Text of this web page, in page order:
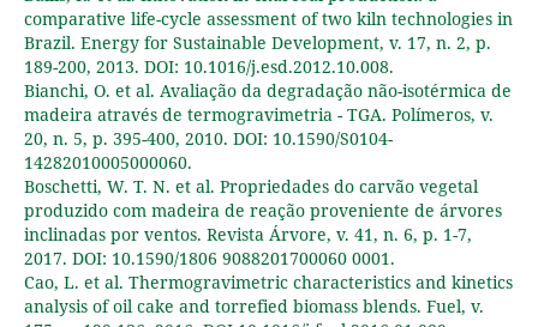
comparative life-cycle assessment of two kiln technologies in
Brazil. Energy for Sustainable Development, v. 17, n. 2, p.
189-200, 2013. DOI: 10.1016/j.esd.2012.10.008.
Bianchi, O. et al. Avaliação da degradação não-isotérmica de
madeira através de termogravimetria - TGA. Polímeros, v.
20, n. 5, p. 395-400, 2010. DOI: 10.1590/S0104-
14282010005000060.
Boschetti, W. T. N. et al. Propriedades do carvão vegetal
produzido com madeira de reação proveniente de árvores
inclinadas por ventos. Revista Árvore, v. 41, n. 6, p. 1-7,
2017. DOI: 10.1590/1806 9088201700060 0001.
Cao, L. et al. Thermogravimetric characteristics and kinetics
analysis of oil cake and torrefied biomass blends. Fuel, v.